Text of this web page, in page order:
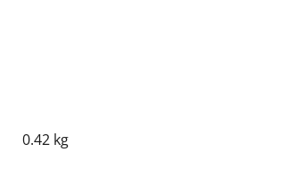
0.42 kg